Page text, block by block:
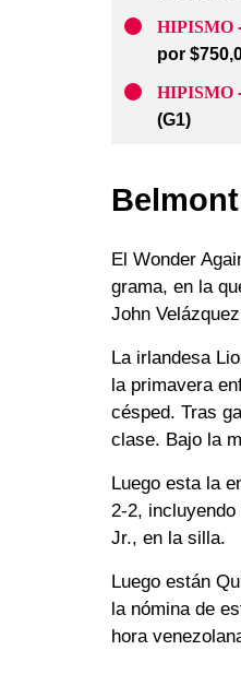
HIPISMO
por
HIPISMO
(G1)
El Wonder
grama, en la
John
La irlandesa
la primavera
césped. Tras
clase. Bajo la
Luego esta la
2-2,
Jr., en la silla.
Luego están
la nómina de
hora